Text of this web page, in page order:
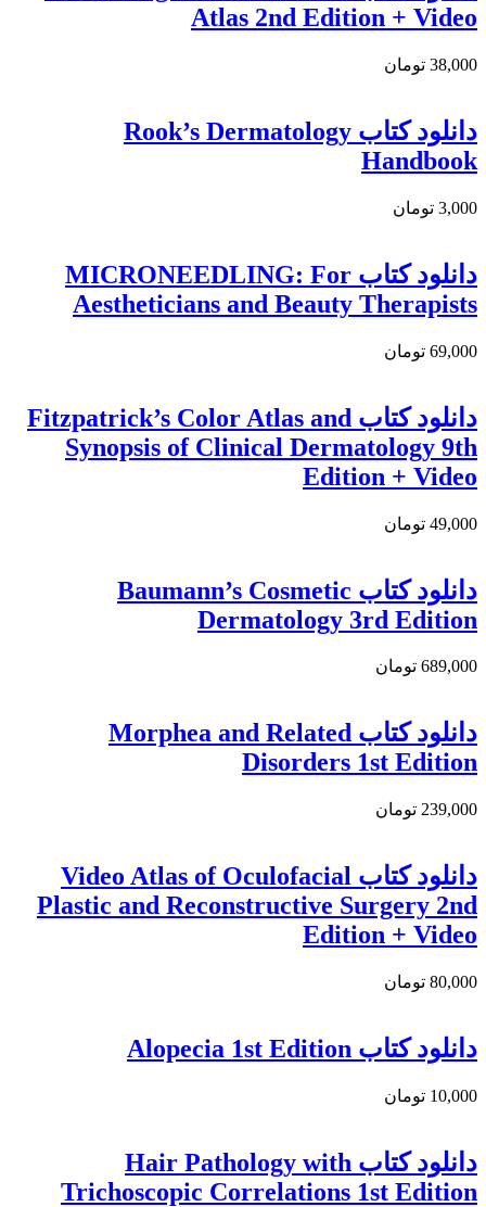
Atlas 2nd Edition + Video
38,000 تومان
دانلود کتاب Rook’s Dermatology
Handbook
3,000 تومان
دانلود کتاب MICRONEEDLING: For
Aestheticians and Beauty Therapists
69,000 تومان
دانلود كتاب Fitzpatrick’s Color Atlas and
Synopsis of Clinical Dermatology 9th
Edition + Video
49,000 تومان
دانلود کتاب Baumann’s Cosmetic
Dermatology 3rd Edition
689,000 تومان
دانلود كتاب Morphea and Related
Disorders 1st Edition
239,000 تومان
دانلود کتاب Video Atlas of Oculofacial
Plastic and Reconstructive Surgery 2nd
Edition + Video
80,000 تومان
دانلود کتاب Alopecia 1st Edition
10,000 تومان
دانلود كتاب Hair Pathology with
Trichoscopic Correlations 1st Edition